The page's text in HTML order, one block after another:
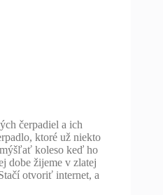
čerpadiel a ich
ktoré už niekto
koleso keď ho
dobe žijeme v zlatej
otvoriť internet, a